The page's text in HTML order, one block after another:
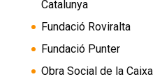
Catalunya
Fundació Roviralta
Fundació Punter
Obra Social de la Caixa